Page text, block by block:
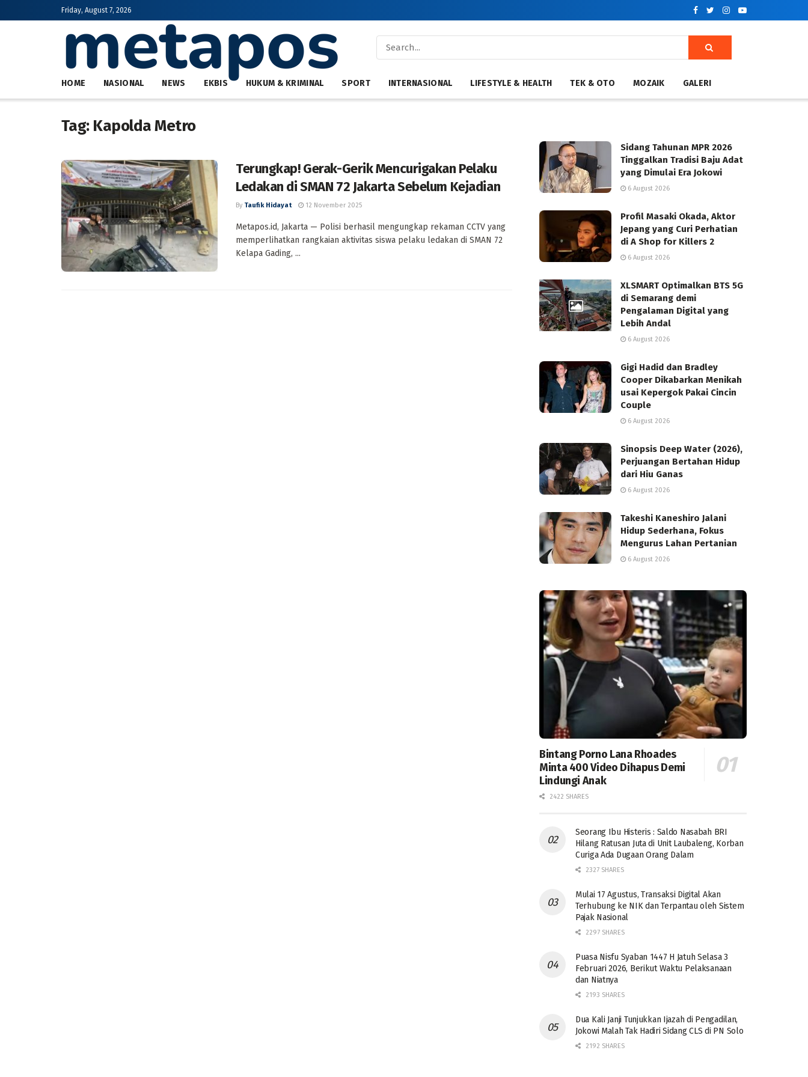
Friday, August 7, 2026
HOME NASIONAL NEWS EKBIS HUKUM & KRIMINAL SPORT INTERNASIONAL LIFESTYLE & HEALTH TEK & OTO MOZAIK GALERI
Tag: Kapolda Metro
Terungkap! Gerak-Gerik Mencurigakan Pelaku
Ledakan di SMAN 72 Jakarta Sebelum Kejadian
By Taufik Hidayat 12 November 2025
Metapos.id, Jakarta — Polisi berhasil mengungkap rekaman CCTV yang
memperlihatkan rangkaian aktivitas siswa pelaku ledakan di SMAN 72
Kelapa Gading, ...
Sidang Tahunan MPR 2026
Tinggalkan Tradisi Baju Adat
yang Dimulai Era Jokowi
6 August 2026
Profil Masaki Okada, Aktor
Jepang yang Curi Perhatian
di A Shop for Killers 2
6 August 2026
XLSMART Optimalkan BTS 5G
di Semarang demi
Pengalaman Digital yang
Lebih Andal
6 August 2026
Gigi Hadid dan Bradley
Cooper Dikabarkan Menikah
usai Kepergok Pakai Cincin
Couple
6 August 2026
Sinopsis Deep Water (2026),
Perjuangan Bertahan Hidup
dari Hiu Ganas
6 August 2026
Takeshi Kaneshiro Jalani
Hidup Sederhana, Fokus
Mengurus Lahan Pertanian
6 August 2026
Bintang Porno Lana Rhoades
Minta 400 Video Dihapus Demi
Lindungi Anak
2422 SHARES
Seorang Ibu Histeris : Saldo Nasabah BRI
Hilang Ratusan Juta di Unit Laubaleng, Korban
Curiga Ada Dugaan Orang Dalam
2327 SHARES
Mulai 17 Agustus, Transaksi Digital Akan
Terhubung ke NIK dan Terpantau oleh Sistem
Pajak Nasional
2297 SHARES
Puasa Nisfu Syaban 1447 H Jatuh Selasa 3
Februari 2026, Berikut Waktu Pelaksanaan
dan Niatnya
2193 SHARES
Dua Kali Janji Tunjukkan Ijazah di Pengadilan,
Jokowi Malah Tak Hadiri Sidang CLS di PN Solo
2192 SHARES